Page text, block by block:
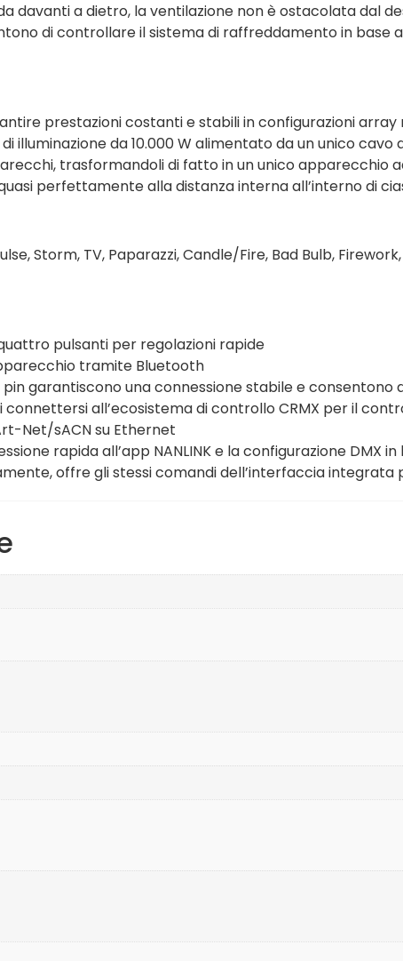
davanti a dietro, la ventilazione non è ostacolata dal
di controllare il sistema di raffreddamento in base
prestazioni costanti e stabili in configurazioni
da 10.000 W alimentato da un unico cavo
trasformandoli di fatto in un unico apparecchio
perfettamente alla distanza interna all’interno di
Storm, TV, Paparazzi, Candle/Fire, Bad Bulb,
pulsanti per regolazioni rapide
tramite Bluetooth
pin garantiscono una connessione stabile e
all’ecosistema di controllo CRMX per il
Net/sACN su Ethernet
rapida all’app NANLINK e la configurazione DMX
offre gli stessi comandi dell’interfaccia integrata